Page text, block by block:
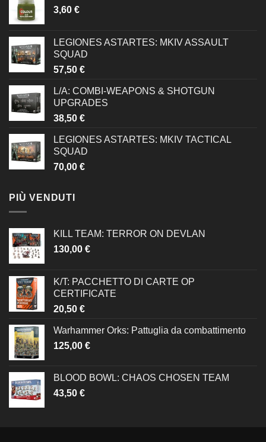
3,60 €
LEGIONES ASTARTES: MKIV ASSAULT
SQUAD
57,50 €
L/A: COMBI-WEAPONS & SHOTGUN
UPGRADES
38,50 €
LEGIONES ASTARTES: MKIV TACTICAL
SQUAD
70,00 €
PIÙ VENDUTI
KILL TEAM: TERROR ON DEVLAN
130,00 €
K/T: PACCHETTO DI CARTE OP
CERTIFICATE
20,50 €
Warhammer Orks: Pattuglia da combattimento
125,00 €
BLOOD BOWL: CHAOS CHOSEN TEAM
43,50 €